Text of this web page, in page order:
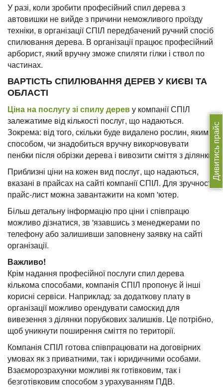
Дивитись прайс
У разі, коли зробити професійний спил дерева з
автовишки не вийде з причини неможливого проїзду
техніки, в організації СПІЛ передбачений ручний спосіб
спилювання дерева. В організації працює професійний
арборист, який вручну зможе спиляти гілки і ствол по
частинах.
ВАРТІСТЬ СПИЛЮВАННЯ ДЕРЕВ У КИЄВІ ТА
ОБЛАСТІ
Ціна на послугу зі спилу дереву компанії СПІЛ
залежатиме від кількості послуг, що надаються.
Зокрема: від того, скільки буде видалено рослин, яким
способом, чи знадобиться вручну викорчовувати
пенбки після обрізки дерева і вивозити сміття з ділянки.
Приблизні ціни на кожен вид послуг, що надаються,
вказані в прайсах на сайті компанії СПІЛ. Для зручності
прайс-лист можна завантажити на комп 'ютер.
Більш детальну інформацію про ціни і співпрацю
можливо дізнатися, зв 'язавшись з менеджерами по
телефону або залишивши заповнену заявку на сайті
організації.
Важливо!
Крім надання професійної послуги спил дерева
кількома способами, компанія СПІЛ пропонує й інші
корисні сервіси. Наприклад: за додаткову плату в
організації можливо орендувати самоскид для
вивезення з ділянки порубкових залишків. Це потрібно,
щоб уникнути поширення сміття по території.
Компанія СПІЛ готова співпрацювати на договірних
умовах як з приватними, так і юридичними особами.
Взаєморозрахунки можливі як готівковим, так і
безготівковим способом з урахуванням ПДВ.